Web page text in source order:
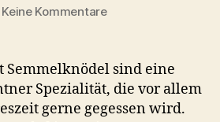
Keine Kommentarezu
–
Deftige
Kärntner
Spezialität
sind eine
Spezialität, die vor allem
gerne gegessen wird.